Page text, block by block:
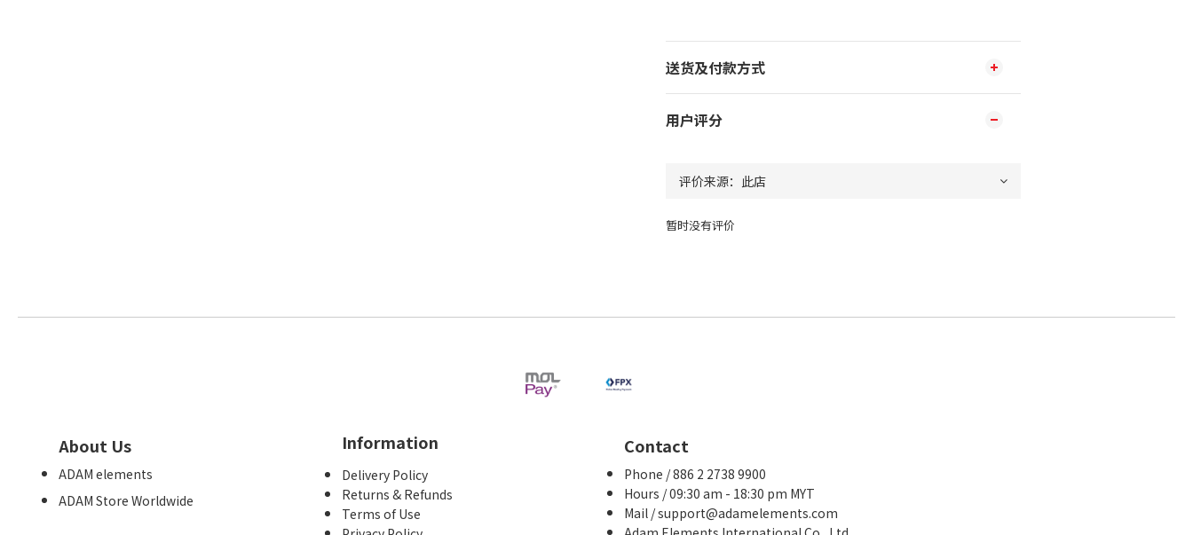
送货及付款方式
用户评分
暂时没有评价
About Us
ADAM elements
ADAM Store Worldwide
Information
Delivery Policy
Returns & Refunds
Terms of Use
Contact
Phone / 886 2 2738 9900
Hours / 09:30 am - 18:30 pm MYT
Mail / support@adamelements.com